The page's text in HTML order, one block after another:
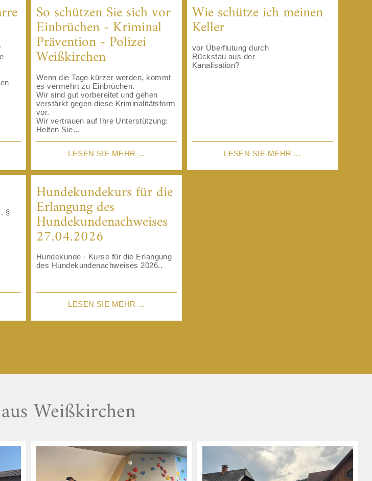
So schützen Sie sich vor
Einbrüchen - Kriminal
Prävention - Polizei
Weißkirchen
Wenn die Tage kürzer werden, kommt
es vermehrt zu Einbrüchen.
Wir sind gut vorbereitet und gehen
verstärkt gegen diese Kriminalitätsform
vor.
Wir vertrauen auf Ihre Unterstützung:
Helfen Sie...
LESEN SIE MEHR ...
Wie schütze ich meinen
Keller
vor Überflutung durch
Rückstau aus der
Kanalisation?
LESEN SIE MEHR ...
§
Hundekundekurs für die
Erlangung ​​​​​​​des
Hundekundenachweises
27.04.2026
Hundekunde - Kurse für die Erlangung
des Hundekundenachweises 2026..
LESEN SIE MEHR ...
Weißkirchen